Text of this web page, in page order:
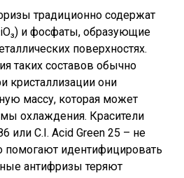
традиционно содержат
и фосфаты, образующие
поверхностях.
таких составов обычно
кристаллизации они
массу, которая может
охлаждения. Красители
или C.I. Acid Green 25 – не
помогают идентифицировать
антифризы теряют